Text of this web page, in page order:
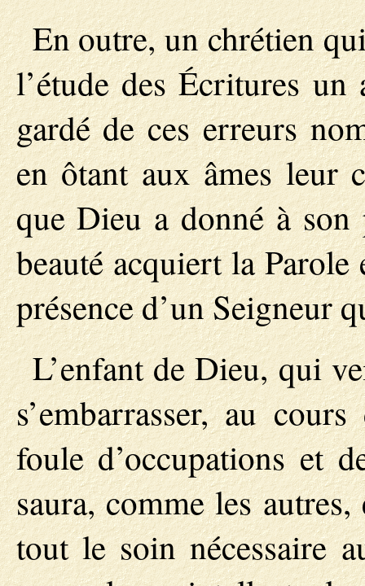
En outre, un chrétien
l’étude des Écritures
gardé de ces erreurs
en ôtant aux âmes leur
que Dieu a donné à son
beauté acquiert la
présence d’un Seigneur
L’enfant de Dieu, qui
s’embarrasser, au
foule d’occupations et
saura, comme les
tout le soin nécessaire